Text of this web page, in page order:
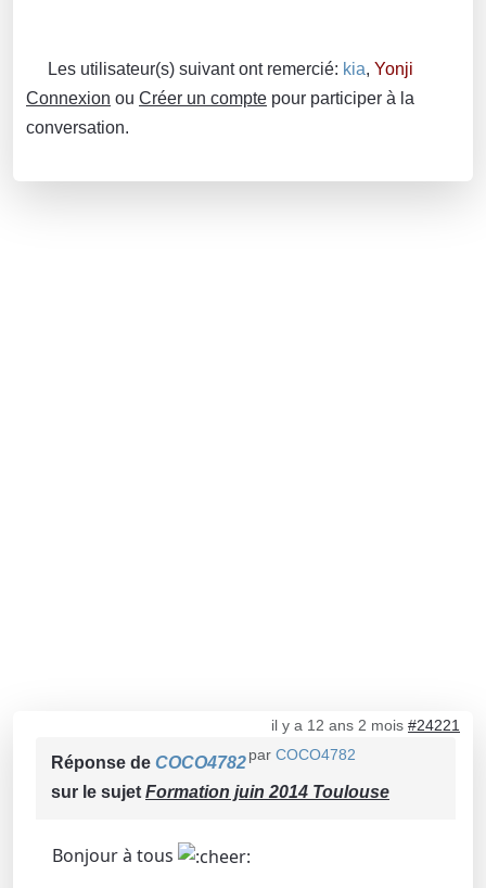
Les utilisateur(s) suivant ont remercié: kia, Yonji
Connexion ou Créer un compte pour participer à la
conversation.
il y a 12 ans 2 mois #24221
par COCO4782
Réponse de COCO4782
sur le sujet Formation juin 2014 Toulouse
Bonjour à tous